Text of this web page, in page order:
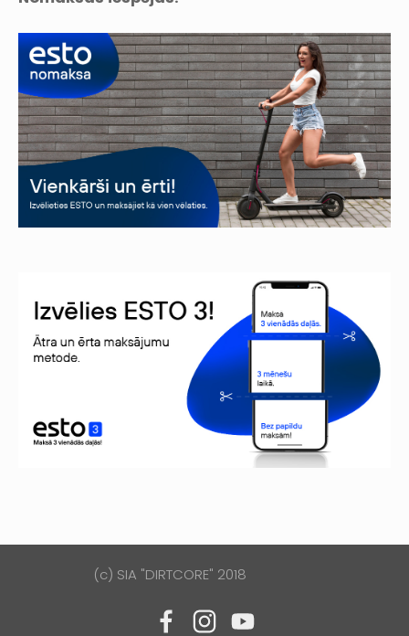
(c) SIA "DIRTCORE" 2018